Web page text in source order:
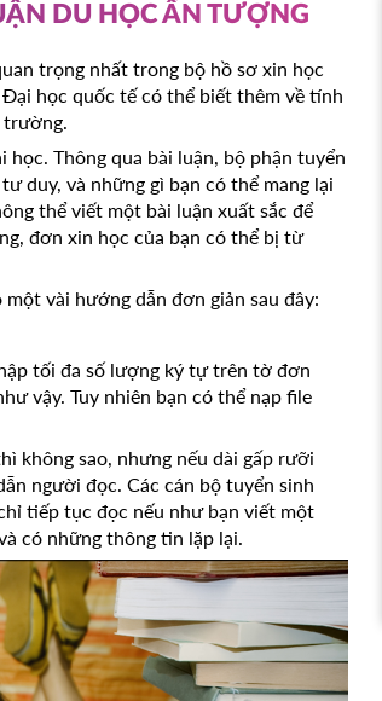
DU HỌC ẤN TƯỢNG
trọng nhất trong bộ hồ sơ xin học
học quốc tế có thể biết thêm về tính
trường.
Thông qua bài luận, bộ phận tuyển
duy, và những gì bạn có thể mang lại
thể viết một bài luận xuất sắc để
đơn xin học của bạn có thể bị từ
vài hướng dẫn đơn giản sau đây:
tối đa số lượng ký tự trên tờ đơn
vậy. Tuy nhiên bạn có thể nạp file
không sao, nhưng nếu dài gấp rưỡi
người đọc. Các cán bộ tuyển sinh
tiếp tục đọc nếu như bạn viết một
có những thông tin lặp lại.